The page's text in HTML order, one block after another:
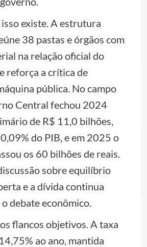
existe. A estrutura
38 pastas e órgãos com
na relação oficial do
reforça a crítica de
pública. No campo
Central fechou 2024
de R$ 11,0 bilhões,
do PIB, e em 2025 o
os 60 bilhões de reais.
sobre equilíbrio
e a dívida continua
debate econômico.
flancos objetivos. A taxa
ao ano, mantida